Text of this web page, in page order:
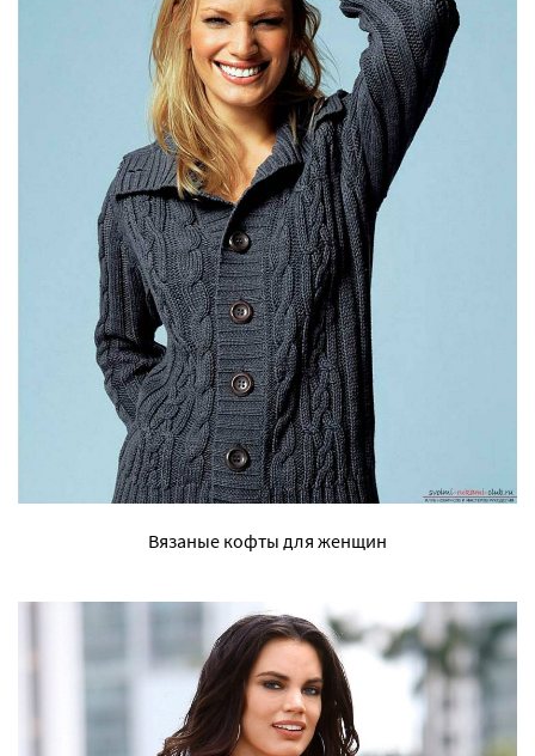
Вязаные кофты для женщин